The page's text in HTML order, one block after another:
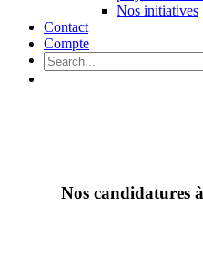
Nos initiatives
Contact
Compte
Nos candidatures à